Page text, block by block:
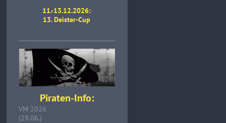
11.-13.12.2026:
13. Deister-Cup
Piraten-Info:
VM 2026
(29.06.)